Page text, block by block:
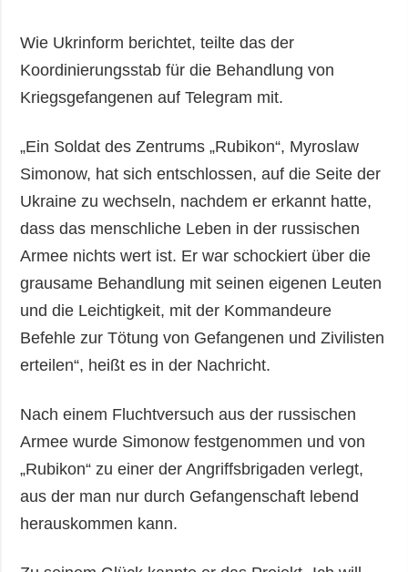
Wie Ukrinform berichtet, teilte das der
Koordinierungsstab für die Behandlung von
Kriegsgefangenen auf Telegram mit.
„Ein Soldat des Zentrums „Rubikon“, Myroslaw
Simonow, hat sich entschlossen, auf die Seite der
Ukraine zu wechseln, nachdem er erkannt hatte,
dass das menschliche Leben in der russischen
Armee nichts wert ist. Er war schockiert über die
grausame Behandlung mit seinen eigenen Leuten
und die Leichtigkeit, mit der Kommandeure
Befehle zur Tötung von Gefangenen und Zivilisten
erteilen“, heißt es in der Nachricht.
Nach einem Fluchtversuch aus der russischen
Armee wurde Simonow festgenommen und von
„Rubikon“ zu einer der Angriffsbrigaden verlegt,
aus der man nur durch Gefangenschaft lebend
herauskommen kann.